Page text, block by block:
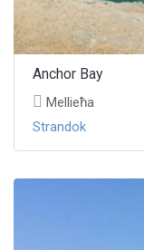
Anchor Bay
Mellieħa
Strandok